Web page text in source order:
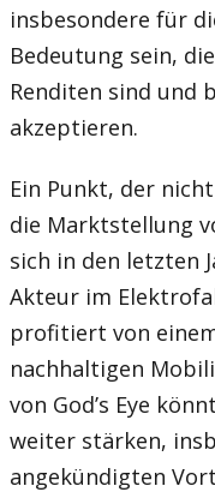
insbesondere für
Bedeutung sein,
Renditen sind und
akzeptieren.
Ein Punkt, der
die Marktstellung
sich in den letzten
Akteur im
profitiert von
nachhaltigen
von God’s Eye
weiter stärken,
angekündigten